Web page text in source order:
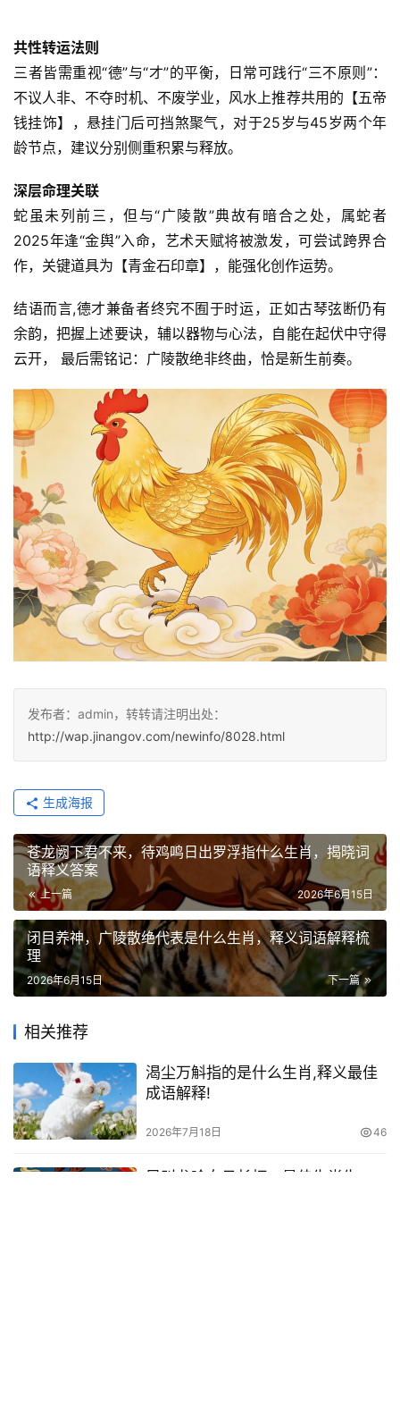
共性转运法则
三者皆需重视“德”与“才”的平衡，日常可践行“三不原则”：
不议人非、不夺时机、不废学业，风水上推荐共用的【五帝
钱挂饰】，悬挂门后可挡煞聚气，对于25岁与45岁两个年
龄节点，建议分别侧重积累与释放。
深层命理关联
蛇虽未列前三，但与“广陵散”典故有暗合之处，属蛇者
2025年逢“金舆”入命，艺术天赋将被激发，可尝试跨界合
作，关键道具为【青金石印章】，能强化创作运势。
结语而言,德才兼备者终究不囿于时运，正如古琴弦断仍有
余韵，把握上述要诀，辅以器物与心法，自能在起伏中守得
云开， 最后需铭记：广陵散绝非终曲，恰是新生前奏。
发布者：admin，转转请注明出处：
http://wap.jinangov.com/newinfo/8028.html
生成海报
苍龙阙下君不来，待鸡鸣日出罗浮指什么生肖，揭晓词
语释义答案
上一篇 2026年6月15日
闭目养神，广陵散绝代表是什么生肖，释义词语解释梳
理
下一篇
2026年6月15日
相关推荐
渴尘万斛指的是什么生肖,释义最佳
成语解释!
2026年7月18日 46
凤叫龙吟白日长打一最佳生肖生